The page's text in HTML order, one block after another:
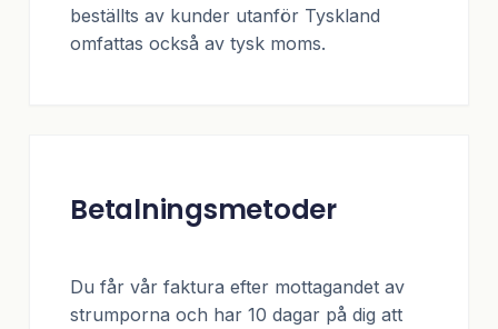
beställts av kunder utanför Tyskland
omfattas också av tysk moms.
Betalningsmetoder
Du får vår faktura efter mottagandet av
strumporna och har 10 dagar på dig att